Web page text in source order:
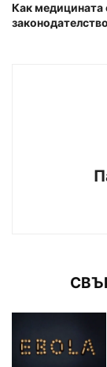
Как медицината